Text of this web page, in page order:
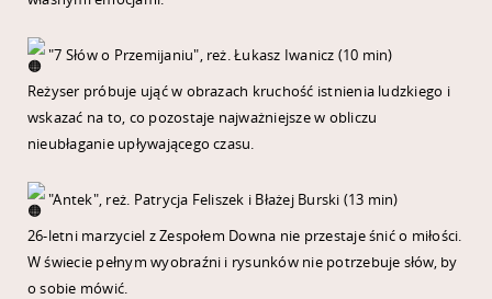
"7 Słów o Przemijaniu", reż. Łukasz Iwanicz (10 min)
Reżyser próbuje ująć w obrazach kruchość istnienia ludzkiego i
wskazać na to, co pozostaje najważniejsze w obliczu
nieubłaganie upływającego czasu.
"Antek", reż. Patrycja Feliszek i Błażej Burski (13 min)
26-letni marzyciel z Zespołem Downa nie przestaje śnić o miłości.
W świecie pełnym wyobraźni i rysunków nie potrzebuje słów, by
o sobie mówić.